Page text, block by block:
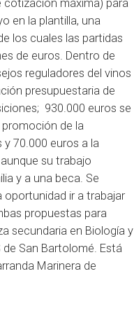
cotización máxima) para
en la plantilla, una
los cuales las partidas
de euros. Dentro de
reguladores del vinos
presupuestaria de
930.000 euros se
de la
70.000 euros a la
su trabajo
y a una beca. Se
oportunidad ir a trabajar
propuestas para
secundaria en Biología y
San Bartolomé. Está
Marinera de